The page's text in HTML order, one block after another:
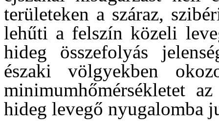
területeken a száraz,
lehűti a felszín közeli
hideg összefolyás
északi völgyekben
minimumhőmérsékletet
hideg levegő nyugalomba